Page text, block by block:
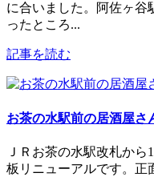
に合いました。阿佐ヶ谷
ったところ...
記事を読む
お茶の水駅前の居酒屋さ
ＪＲお茶の水駅改札か
板リニューアルです。正